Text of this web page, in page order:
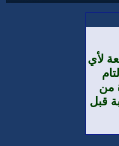
لأي
من
قبل